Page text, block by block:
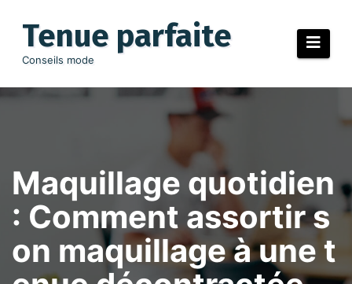
contenuTenue parfaite
Conseils mode
Maquillage quotidien
: Comment assortir s
on maquillage à une t